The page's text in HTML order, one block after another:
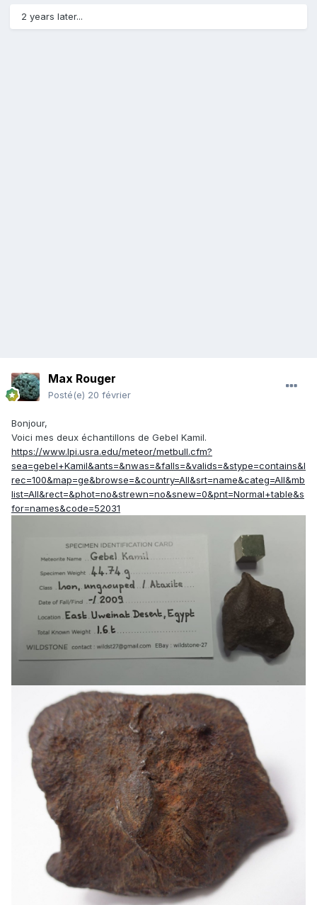
2 years later...
Max Rouger
Posté(e) 20 février
Bonjour,
Voici mes deux échantillons de Gebel Kamil.
https://www.lpi.usra.edu/meteor/metbull.cfm?
sea=gebel+Kamil&ants=&nwas=&falls=&valids=&stype=contains&l
rec=100&map=ge&browse=&country=All&srt=name&categ=All&mb
list=All&rect=&phot=no&strewn=no&snew=0&pnt=Normal+table&s
for=names&code=52031